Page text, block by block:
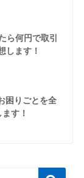
ら何円で取引
します！
困りごとを全
す！